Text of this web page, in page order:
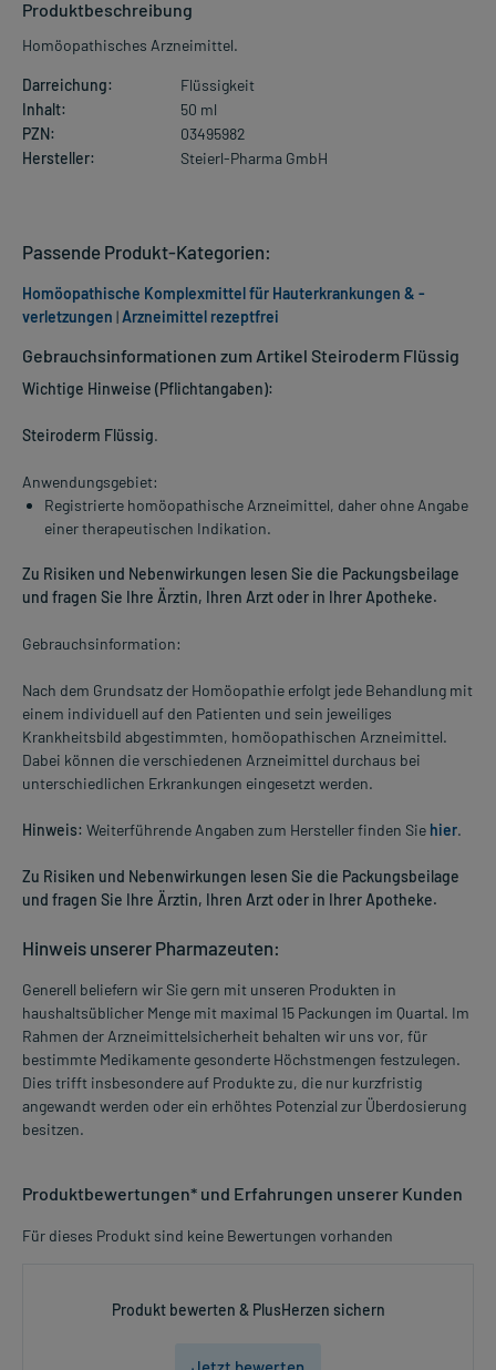
Produktbeschreibung
Homöopathisches Arzneimittel.
Darreichung:
Flüssigkeit
Inhalt:
50 ml
PZN:
03495982
Hersteller:
Steierl-Pharma GmbH
Gebrauchsinformationen zum Artikel Steiroderm Flüssig
Wichtige Hinweise (Pflichtangaben):
Steiroderm Flüssig.
Anwendungsgebiet:
Registrierte homöopathische Arzneimittel, daher ohne Angabe
einer therapeutischen Indikation.
Zu Risiken und Nebenwirkungen lesen Sie die Packungsbeilage
und fragen Sie Ihre Ärztin, Ihren Arzt oder in Ihrer Apotheke.
Gebrauchsinformation:
Nach dem Grundsatz der Homöopathie erfolgt jede Behandlung mit
einem individuell auf den Patienten und sein jeweiliges
Krankheitsbild abgestimmten, homöopathischen Arzneimittel.
Dabei können die verschiedenen Arzneimittel durchaus bei
unterschiedlichen Erkrankungen eingesetzt werden.
Hinweis: Weiterführende Angaben zum Hersteller finden Sie hier.
Zu Risiken und Nebenwirkungen lesen Sie die Packungsbeilage
und fragen Sie Ihre Ärztin, Ihren Arzt oder in Ihrer Apotheke.
Hinweis unserer Pharmazeuten:
Generell beliefern wir Sie gern mit unseren Produkten in
haushaltsüblicher Menge mit maximal 15 Packungen im Quartal. Im
Rahmen der Arzneimittelsicherheit behalten wir uns vor, für
bestimmte Medikamente gesonderte Höchstmengen festzulegen.
Dies trifft insbesondere auf Produkte zu, die nur kurzfristig
angewandt werden oder ein erhöhtes Potenzial zur Überdosierung
besitzen.
Produktbewertungen* und Erfahrungen unserer Kunden
Für dieses Produkt sind keine Bewertungen vorhanden
Produkt bewerten & PlusHerzen sichern
Passende Produkt-Kategorien:
Homöopathische Komplexmittel für Hauterkrankungen & -
verletzungen |Arzneimittel rezeptfrei